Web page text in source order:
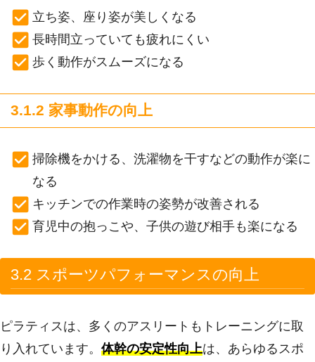
立ち姿、座り姿が美しくなる
長時間立っていても疲れにくい
歩く動作がスムーズになる
3.1.2 家事動作の向上
掃除機をかける、洗濯物を干すなどの動作が楽に
なる
キッチンでの作業時の姿勢が改善される
育児中の抱っこや、子供の遊び相手も楽になる
3.2 スポーツパフォーマンスの向上
ピラティスは、多くのアスリートもトレーニングに取
り入れています。 体幹の安定性向上は、あらゆるスポ